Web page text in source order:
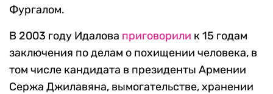
Фургалом.
В 2003 году Идалова приговорили к 15 годам
заключения по делам о похищении человека, в
том числе кандидата в президенты Армении
Сержа Джилавяна, вымогательстве, хранении